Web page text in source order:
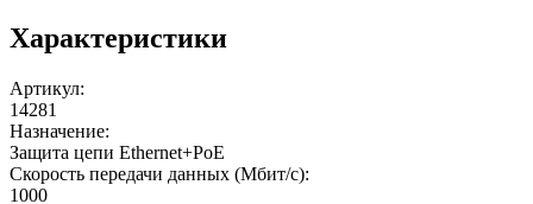
Характеристики
Артикул:
14281
Назначение:
Защита цепи Ethernet+PoE
Скорость передачи данных (Мбит/с):
1000